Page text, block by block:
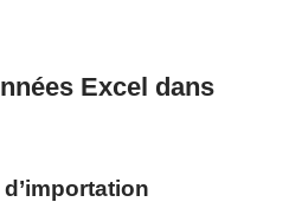
Excel dans